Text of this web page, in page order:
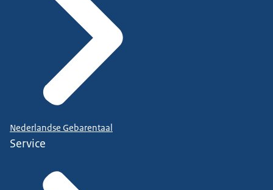
Nederlandse Gebarentaal
Service